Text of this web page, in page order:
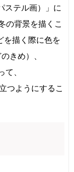
ステル画）」に
の背景を描くこ
を描く際に色を
きめ）、
、
つようにするこ